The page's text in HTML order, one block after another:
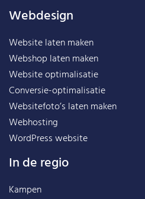
Webdesign
Website laten maken
Webshop laten maken
Website optimalisatie
Conversie-optimalisatie
Websitefoto’s laten maken
Webhosting
WordPress website
In de regio
Kampen